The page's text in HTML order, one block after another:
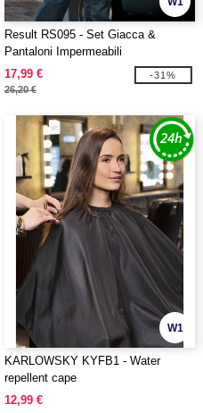
Result RS095 - Set Giacca &
Pantaloni Impermeabili
17,99 €
26,20 €
-31%
W1
KARLOWSKY KYFB1 - Water
repellent cape
12,99 €